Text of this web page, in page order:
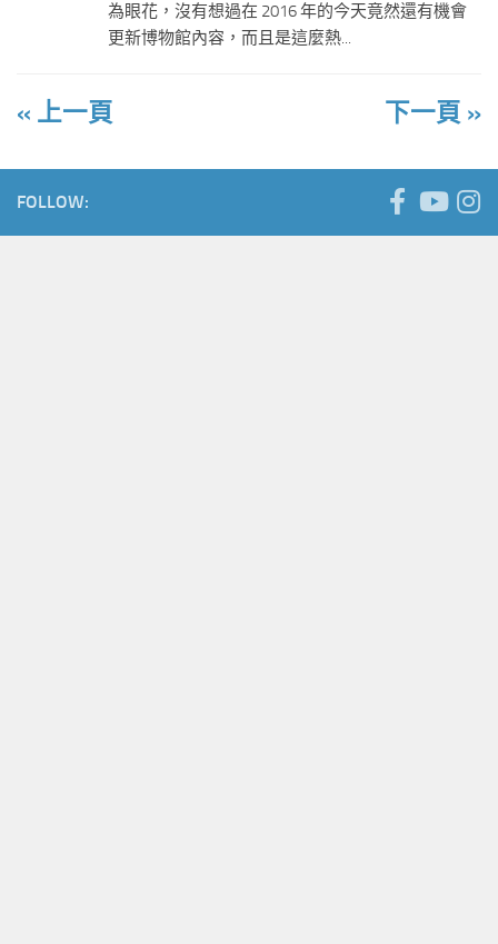
為眼花，沒有想過在 2016 年的今天竟然還有機會
更新博物館內容，而且是這麼熱...
« 上一頁 下一頁 »
FOLLOW: